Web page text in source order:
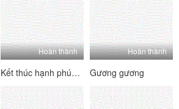
Hoàn thành
Kết thúc hạnh phúc đầu tiên của tôi
Hoàn thành
Gương gương